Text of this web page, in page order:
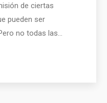
de ciertas
pueden ser
no todas las…